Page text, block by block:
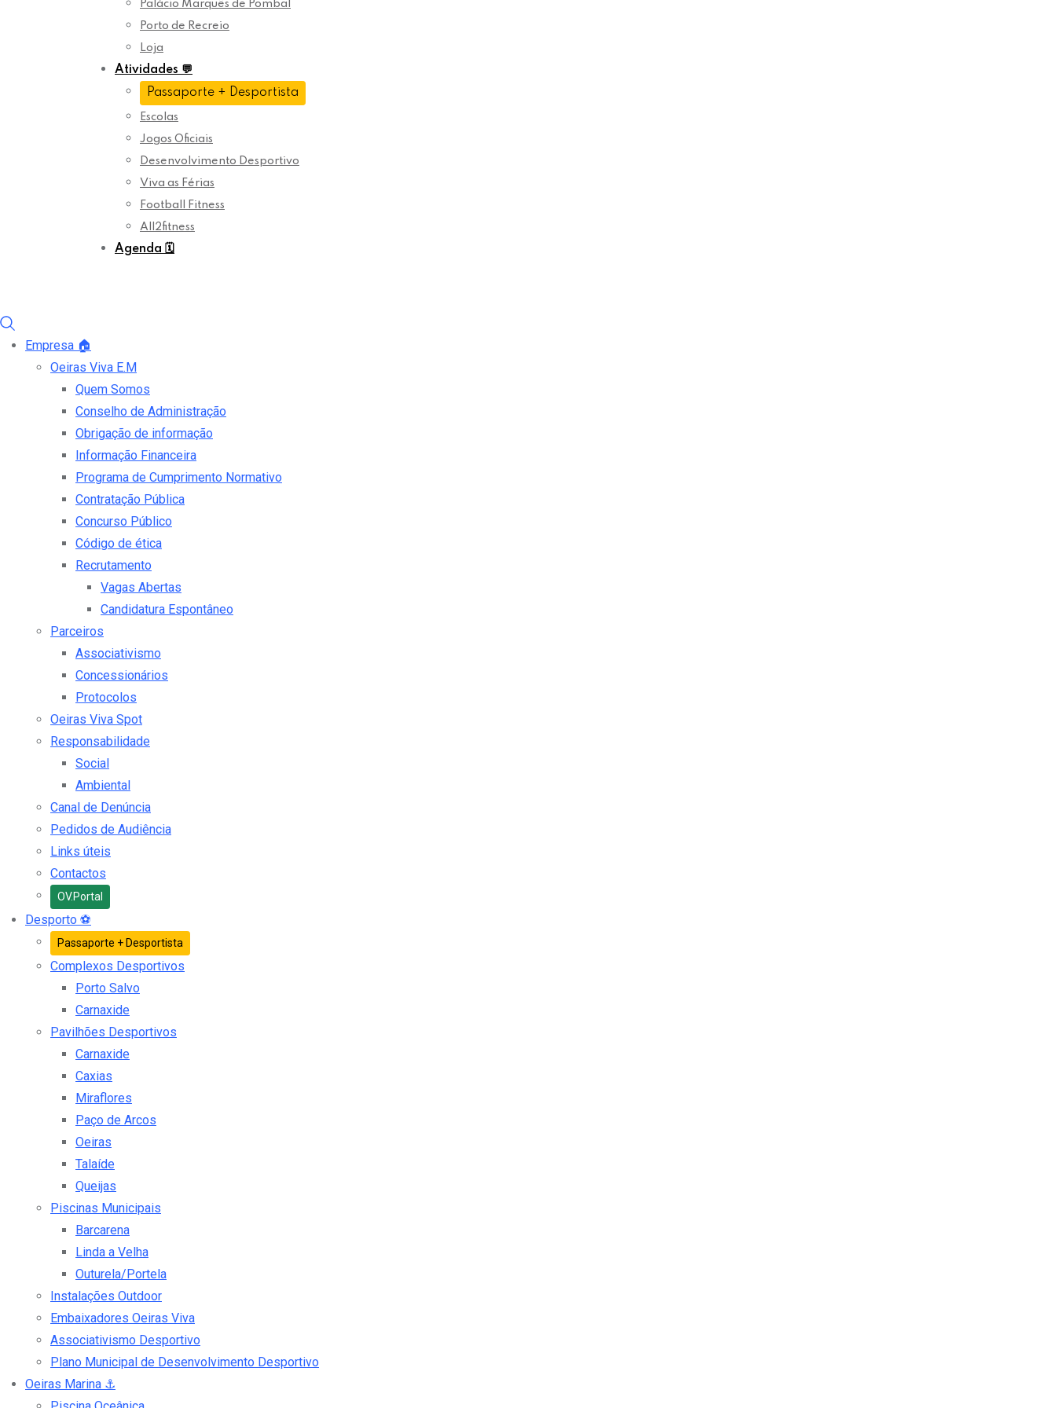
Palácio Marquês de Pombal
Porto de Recreio
Loja
Atividades 💬
Passaporte + Desportista
Escolas
Jogos Oficiais
Desenvolvimento Desportivo
Viva as Férias
Football Fitness
All2fitness
Agenda 🗓️
Empresa 🏠
Oeiras Viva E.M
Quem Somos
Conselho de Administração
Obrigação de informação
Informação Financeira
Programa de Cumprimento Normativo
Contratação Pública
Concurso Público
Código de ética
Recrutamento
Vagas Abertas
Candidatura Espontâneo
Parceiros
Associativismo
Concessionários
Protocolos
Oeiras Viva Spot
Responsabilidade
Social
Ambiental
Canal de Denúncia
Pedidos de Audiência
Links úteis
Contactos
OV.Portal
Desporto ⚽
Passaporte + Desportista
Complexos Desportivos
Porto Salvo
Carnaxide
Pavilhões Desportivos
Carnaxide
Caxias
Miraflores
Paço de Arcos
Oeiras
Talaíde
Queijas
Piscinas Municipais
Barcarena
Linda a Velha
Outurela/Portela
Instalações Outdoor
Embaixadores Oeiras Viva
Associativismo Desportivo
Plano Municipal de Desenvolvimento Desportivo
Oeiras Marina ⚓